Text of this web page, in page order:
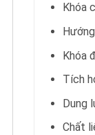
Khóa
Khóa
Tích
Dung
Chất